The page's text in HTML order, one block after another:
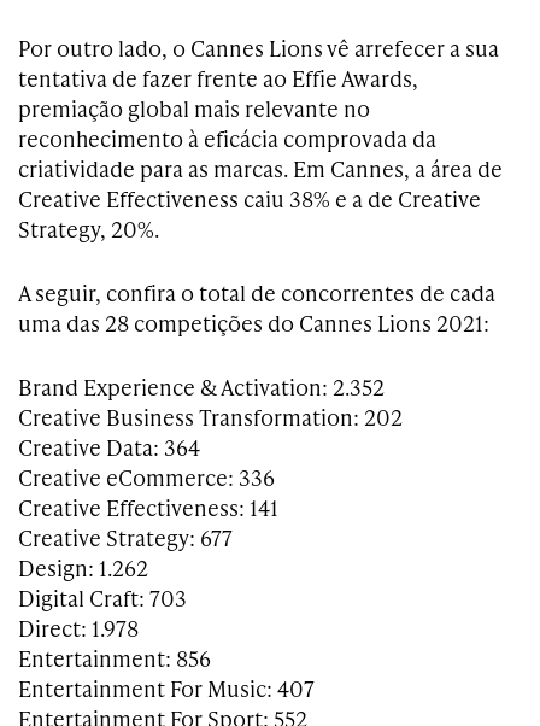
Por outro lado, o Cannes Lions vê arrefecer a sua
tentativa de fazer frente ao Effie Awards,
premiação global mais relevante no
reconhecimento à eficácia comprovada da
criatividade para as marcas. Em Cannes, a área de
Creative Effectiveness caiu 38% e a de Creative
Strategy, 20%.
A seguir, confira o total de concorrentes de cada
uma das 28 competições do Cannes Lions 2021:
Brand Experience & Activation: 2.352
Creative Business Transformation: 202
Creative Data: 364
Creative eCommerce: 336
Creative Effectiveness: 141
Creative Strategy: 677
Design: 1.262
Digital Craft: 703
Direct: 1.978
Entertainment: 856
Entertainment For Music: 407
Entertainment For Sport: 552